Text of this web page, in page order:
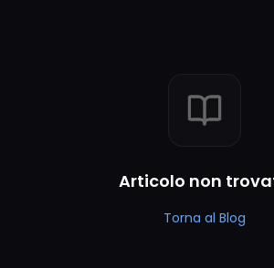
Articolo non
Torna al Blog